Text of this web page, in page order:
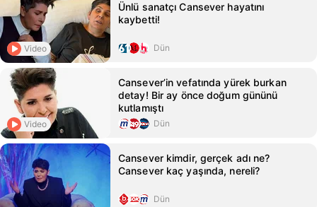
Video
Ünlü sanatçı Cansever hayatını
kaybetti!
Dün
Video
Cansever’in vefatında yürek burkan
detay! Bir ay önce doğum gününü
kutlamıştı
Dün
Cansever kimdir, gerçek adı ne?
Cansever kaç yaşında, nereli?
Dün